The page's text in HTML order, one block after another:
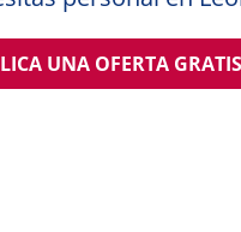
UNA OFERTA GRATIS